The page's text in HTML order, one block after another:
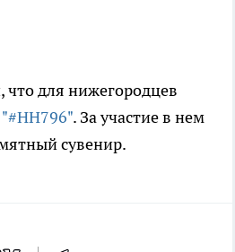
для нижегородцев
. За участие в нем
сувенир.